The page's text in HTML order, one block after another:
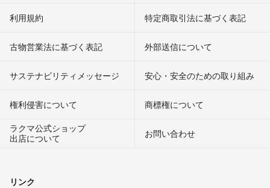
利用規約 特定商取引法に基づく表記
古物営業法に基づく表記 外部送信について
サステナビリティメッセージ 安心・安全のための取り組み
権利侵害について
商標権について
ラクマ公式ショップ
出店について
お問い合わせ
リンク